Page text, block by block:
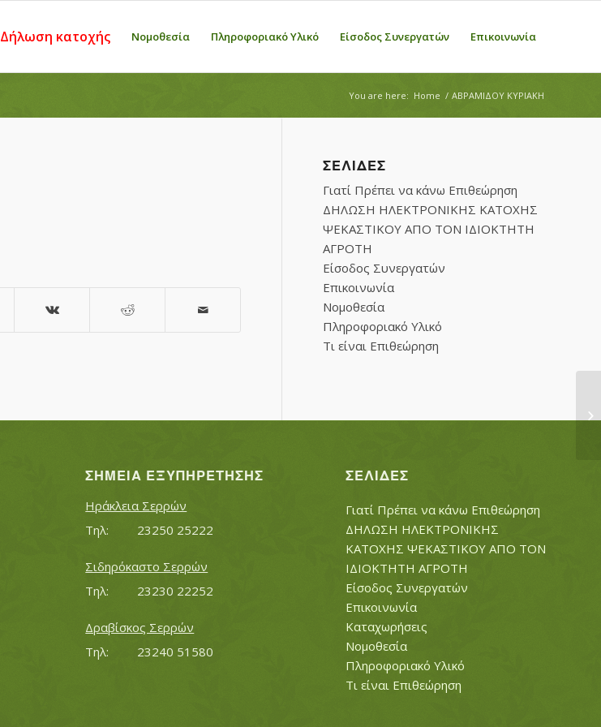
Δήλωση κατοχής Νομοθεσία Πληροφοριακό Υλικό Είσοδος Συνεργατών Επικοινωνία
You are here: Home / ΑΒΡΑΜΙΔΟΥ ΚΥΡΙΑΚΗ
ΣΕΛΊΔΕΣ
Γιατί Πρέπει να κάνω Επιθεώρηση
ΔΗΛΩΣΗ ΗΛΕΚΤΡΟΝΙΚΗΣ ΚΑΤΟΧΗΣ
ΨΕΚΑΣΤΙΚΟΥ ΑΠΟ ΤΟΝ ΙΔΙΟΚΤΗΤΗ
ΑΓΡΟΤΗ
Είσοδος Συνεργατών
Επικοινωνία
Νομοθεσία
Πληροφοριακό Υλικό
Τι είναι Επιθεώρηση
ΣΗΜΕΊΑ ΕΞΥΠΗΡΈΤΗΣΗΣ
Ηράκλεια Σερρών
Τηλ:		23250 25222
Σιδηρόκαστο Σερρών
Τηλ:		23230 22252
Δραβίσκος Σερρών
Τηλ:		23240 51580
ΣΕΛΊΔΕΣ
Γιατί Πρέπει να κάνω Επιθεώρηση
ΔΗΛΩΣΗ ΗΛΕΚΤΡΟΝΙΚΗΣ
ΚΑΤΟΧΗΣ ΨΕΚΑΣΤΙΚΟΥ ΑΠΟ ΤΟΝ
ΙΔΙΟΚΤΗΤΗ ΑΓΡΟΤΗ
Είσοδος Συνεργατών
Επικοινωνία
Καταχωρήσεις
Νομοθεσία
Πληροφοριακό Υλικό
Τι είναι Επιθεώρηση